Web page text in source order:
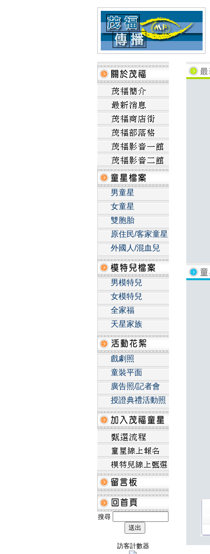
男童星
女童星
雙胞胎
原住民/客家童星
外國人/混血兒
男模特兒
女模特兒
全家福
天星家族
戲劇照
童裝平面
廣告照/記者會
授證典禮活動照
搜尋
訪客計數器